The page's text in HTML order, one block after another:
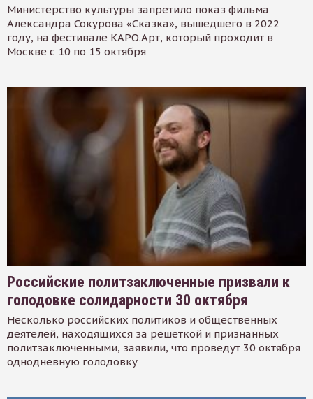
Министерство культуры запретило показ фильма
Александра Сокурова «Сказка», вышедшего в 2022
году, на фестивале КАРО.Арт, который проходит в
Москве с 10 по 15 октября
Российские политзаключенные призвали к
голодовке солидарности 30 октября
Несколько российских политиков и общественных
деятелей, находящихся за решеткой и признанных
политзаключенными, заявили, что проведут 30 октября
однодневную голодовку